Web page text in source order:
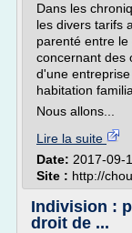
Dans les
les divers tarifs
parenté entre
concernant des
d'une
habitation
Nous allons...
Lire la suite
Date: 2017-09-
Site : http://
Indivision :
droit de ...